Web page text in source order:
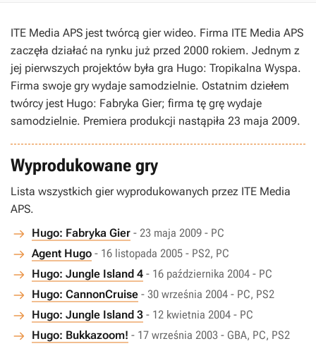
ITE Media APS jest twórcą gier wideo. Firma ITE Media APS
zaczęła działać na rynku już przed 2000 rokiem. Jednym z
jej pierwszych projektów była gra Hugo: Tropikalna Wyspa.
Firma swoje gry wydaje samodzielnie. Ostatnim dziełem
twórcy jest Hugo: Fabryka Gier; firma tę grę wydaje
samodzielnie. Premiera produkcji nastąpiła 23 maja 2009.
Wyprodukowane gry
Lista wszystkich gier wyprodukowanych przez ITE Media
APS.
Hugo: Fabryka Gier - 23 maja 2009 - PC
Agent Hugo - 16 listopada 2005 - PS2, PC
Hugo: Jungle Island 4 - 16 października 2004 - PC
Hugo: CannonCruise - 30 września 2004 - PC, PS2
Hugo: Jungle Island 3 - 12 kwietnia 2004 - PC
Hugo: Bukkazoom! - 17 września 2003 - GBA, PC, PS2